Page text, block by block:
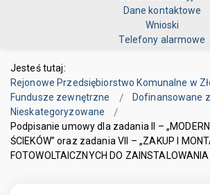
Dane kontaktowe
Wnioski
Telefony alarmowe
Jesteś tutaj:
Rejonowe Przedsiębiorstwo Komunalne w
Fundusze zewnętrzne
Dofinansowane z
Nieskategoryzowane
Podpisanie umowy dla zadania II –
ŚCIEKÓW” oraz zadania VII – „ZAKUP I
FOTOWOLTAICZNYCH DO